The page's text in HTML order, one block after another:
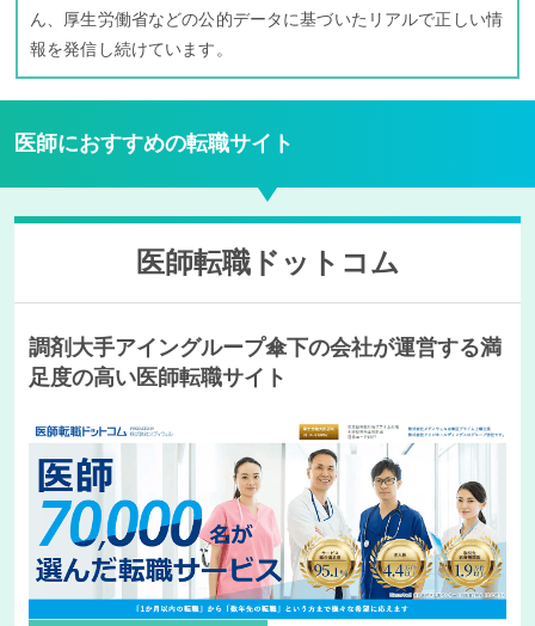
ん、厚生労働省などの公的データに基づいたリアルで正しい情
報を発信し続けています。
医師におすすめの転職サイト
医師転職ドットコム
調剤大手アイングループ傘下の会社が運営する満
足度の高い医師転職サイト